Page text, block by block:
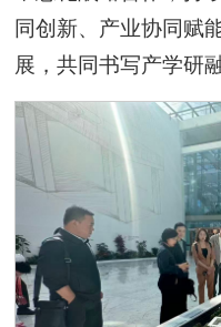
同创新、产业协同赋
展，共同书写产学研